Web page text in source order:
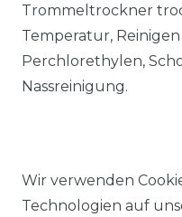
Trommeltrockner
Temperatur,
Perchlorethylen,
Nassreinigung.
Wir verwenden
Technologien auf